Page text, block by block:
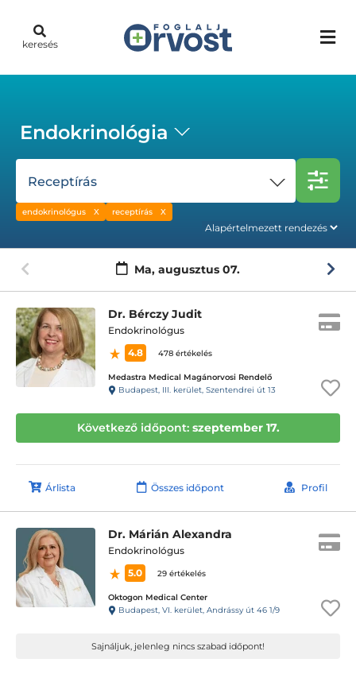
keresés
Endokrinológia
Receptírás
endokrinológus receptírás
Ma, augusztus 07.
Dr. Bérczy Judit
Endokrinológus
4.8
478 értékelés
Medastra Medical Magánorvosi Rendelő
Budapest, III. kerület, Szentendrei út 13
Következő időpont: szeptember 17.
Árlista Összes időpont Profil
Dr. Márián Alexandra
Endokrinológus
5.0
29 értékelés
Oktogon Medical Center
Budapest, VI. kerület, Andrássy út 46 1/9
Sajnáljuk, jelenleg nincs szabad időpont!